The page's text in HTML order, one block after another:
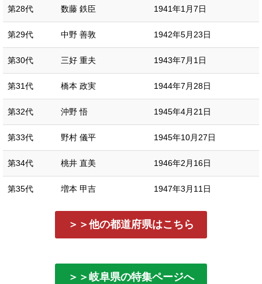
第28代 数藤 鉄臣 1941年1月7日
第29代 中野 善敦 1942年5月23日
第30代 三好 重夫 1943年7月1日
第31代 橋本 政実 1944年7月28日
第32代 沖野 悟 1945年4月21日
第33代 野村 儀平 1945年10月27日
第34代 桃井 直美 1946年2月16日
第35代 増本 甲吉 1947年3月11日
＞＞他の都道府県はこちら
＞＞岐阜県の特集ページへ